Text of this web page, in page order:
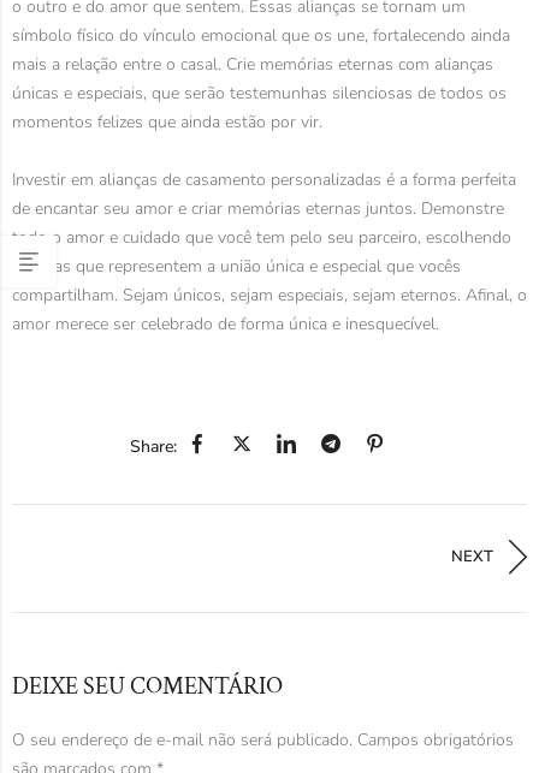
o outro e do amor que sentem. Essas alianças se tornam um
símbolo físico do vínculo emocional que os une, fortalecendo ainda
mais a relação entre o casal. Crie memórias eternas com alianças
únicas e especiais, que serão testemunhas silenciosas de todos os
momentos felizes que ainda estão por vir.
Investir em alianças de casamento personalizadas é a forma perfeita
de encantar seu amor e criar memórias eternas juntos. Demonstre
todo o amor e cuidado que você tem pelo seu parceiro, escolhendo
alianças que representem a união única e especial que vocês
compartilham. Sejam únicos, sejam especiais, sejam eternos. Afinal, o
amor merece ser celebrado de forma única e inesquecível.
Share:
NEXT
DEIXE SEU COMENTÁRIO
O seu endereço de e-mail não será publicado. Campos obrigatórios